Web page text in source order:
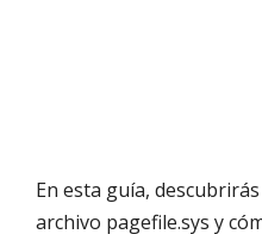
En esta guía,
archivo pagefile.sys y